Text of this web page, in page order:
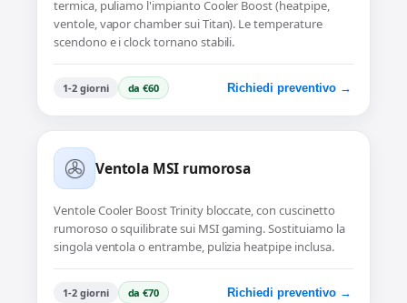
termica, puliamo l'impianto Cooler Boost (heatpipe,
ventole, vapor chamber sui Titan). Le temperature
scendono e i clock tornano stabili.
1-2 giorni da €60 Richiedi preventivo →
Ventola MSI rumorosa
Ventole Cooler Boost Trinity bloccate, con cuscinetto
rumoroso o squilibrate sui MSI gaming. Sostituiamo la
singola ventola o entrambe, pulizia heatpipe inclusa.
1-2 giorni da €70 Richiedi preventivo →